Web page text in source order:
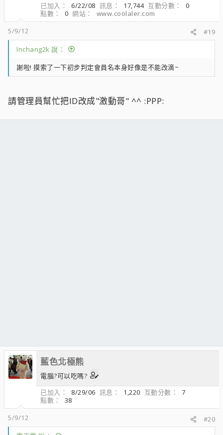
已加入
6/22/08 訊息 17,744 互動分數
0
點數
0 網站
www.coolaler.com
5/9/12
#19
lnchang2k 說：
謝啦! 摸索了一下初步判定會員名本身好像是不能改滴~
請管理員幫忙把ID改成"激動哥" ^^ :PPP:
藍色北極熊
電腦?可以吃嗎?
已加入
8/29/06 訊息 1,220 互動分數
7
點數
38
5/9/12
#20